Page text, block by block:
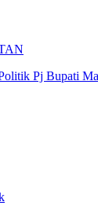
Pj Bupati